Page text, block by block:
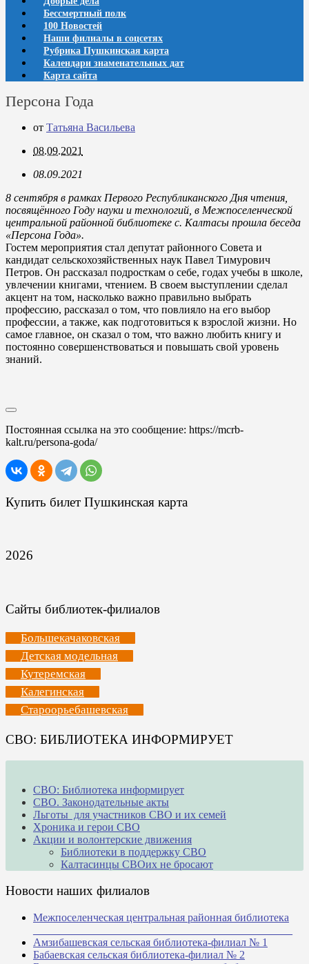
Бессмертный полк
100 Новостей
Наши филиалы в соцсетях
Рубрика Пушкинская карта
Календари знаменательных дат
Карта сайта
Персона Года
от Татьяна Васильева
08.09.2021
08.09.2021
8 сентября в рамках Первого Республиканского Дня чтения,
посвящённого Году науки и технологий, в Межпоселенческой
центральной районной библиотеке с. Калтасы прошла беседа
«Персона Года».
Гостем мероприятия стал депутат районного Совета и
кандидат сельскохозяйственных наук Павел Тимурович
Петров. Он рассказал подросткам о себе, годах учебы в школе,
увлечении книгами, чтением. В своем выступлении сделал
акцент на том, насколько важно правильно выбрать
профессию, рассказал о том, что повлияло на его выбор
профессии, а также, как подготовиться к взрослой жизни. Но
самое главное, он сказал о том, что важно любить книгу и
постоянно совершенствоваться и повышать свой уровень
знаний.
Постоянная ссылка на это сообщение: https://mcrb-
kalt.ru/persona-goda/
Купить билет Пушкинская карта
2026
Сайты библиотек-филиалов
Большекачаковская
Детская модельная
Кутеремская
Калегинская
Староорьебашевская
СВО: БИБЛИОТЕКА ИНФОРМИРУЕТ
СВО: Библиотека информирует
СВО. Законодательные акты
Льготы для участников СВО и их семей
Хроника и герои СВО
Акции и волонтерские движения
Библиотеки в поддержку СВО
Калтасинцы СВОих не бросают
Новости наших филиалов
Межпоселенческая центральная районная библиотека
Амзибашевская сельская библиотека-филиал № 1
Бабаевская сельская библиотека-филиал № 2